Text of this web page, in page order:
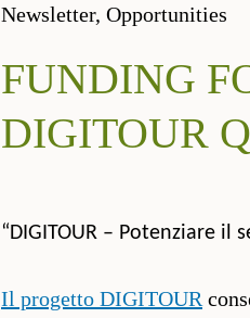
Newsletter, Opportunities
FUNDING
DIGITOUR
“DIGITOUR – Potenziare
Il progetto DIGITOUR